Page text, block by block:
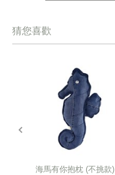
猜您喜歡
海馬有你抱枕 (不挑款)